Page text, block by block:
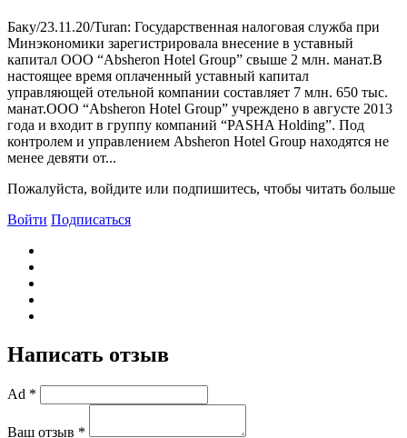
Баку/23.11.20/Turan: Государственная налоговая служба при
Минэкономики зарегистрировала внесение в уставный
капитал ООО “Absheron Hotel Group” свыше 2 млн. манат.В
настоящее время оплаченный уставный капитал
управляющей отельной компании составляет 7 млн. 650 тыс.
манат.ООО “Absheron Hotel Group” учреждено в августе 2013
года и входит в группу компаний “PASHA Holding”. Под
контролем и управлением Absheron Hotel Group находятся не
менее девяти от...
Пожалуйста, войдите или подпишитесь, чтобы читать больше
Войти Подписаться
Написать отзыв
Ad *
Ваш отзыв *